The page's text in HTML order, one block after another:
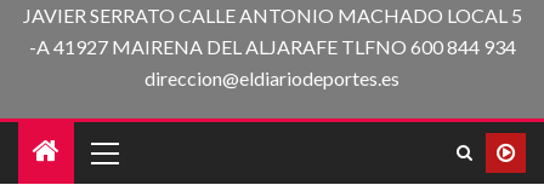
JAVIER SERRATO CALLE ANTONIO MACHADO LOCAL 5
-A 41927 MAIRENA DEL ALJARAFE TLFNO 600 844 934
direccion@eldiariodeportes.es